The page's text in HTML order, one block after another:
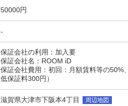
50000円
-
保証会社の利用：加入要
保証会社名：ROOM iD
保証会社費用：初回：月額賃料等の50%
低保証料300円）
滋賀県大津市下阪本4丁目
周辺地図